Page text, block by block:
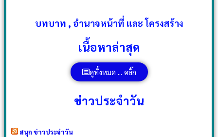
บทบาท , อำนาจหน้าที่ และ โครงสร้าง
เนื้อหาล่าสุด
ดูทั้งหมด ... คลิ๊ก
ข่าวประจำวัน
สนุก ข่าวประจำวัน